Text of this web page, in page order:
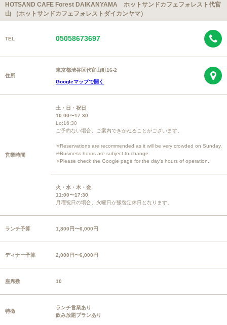
HOTSAND CAFE Forest DAIKANYAMA ホットサンドカフェフォレスト代官
山 （ホットサンドカフェフォレストダイカンヤマ）
TEL 05058673697
住所
東京都渋谷区代官山町16-2
Googleマップで開く
営業時間
土・日・祝日
10:00〜17:30
Lo:16:30
ご予約ない場合、ご案内できかねることがございます。
✳︎Reservations are recommended as it will be very crowded on Sunday.
✳︎Business hours are subject to change.
✳︎Please check the Google page for the day's hours of operation.
火・水・木・金
11:00〜17:30
月曜祝日の場合、火曜日が振替定休日となります。
ランチ予算 1,800円〜6,000円
ディナー予算 2,000円〜6,000円
座席数 10
特徴
ランチ営業あり
飲み放題プランあり